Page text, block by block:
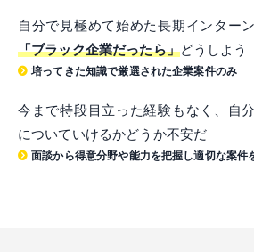
自分で見極めて始めた長期インター
「ブラック企業だったら」どうしよう
培ってきた知識で厳選された企業案件のみ
今まで特段目立った経験もなく、自
についていけるかどうか不安だ
面談から得意分野や能力を把握し適切な案件